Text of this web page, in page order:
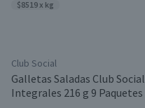
$8519 x kg
Club Social
Galletas Saladas Club Social
Integrales 216 g 9 Paquetes